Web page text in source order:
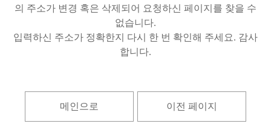
의 주소가 변경 혹은 삭제되어 요청하신 페이지를 찾을 수
없습니다.
입력하신 주소가 정확한지 다시 한 번 확인해 주세요. 감사
합니다.
메인으로 이전 페이지